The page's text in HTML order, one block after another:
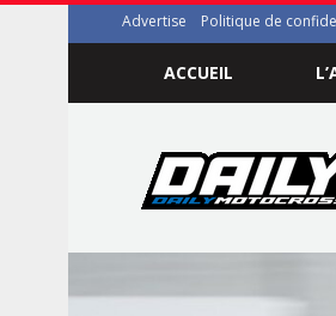
Advertise Politique de
ACCUEIL